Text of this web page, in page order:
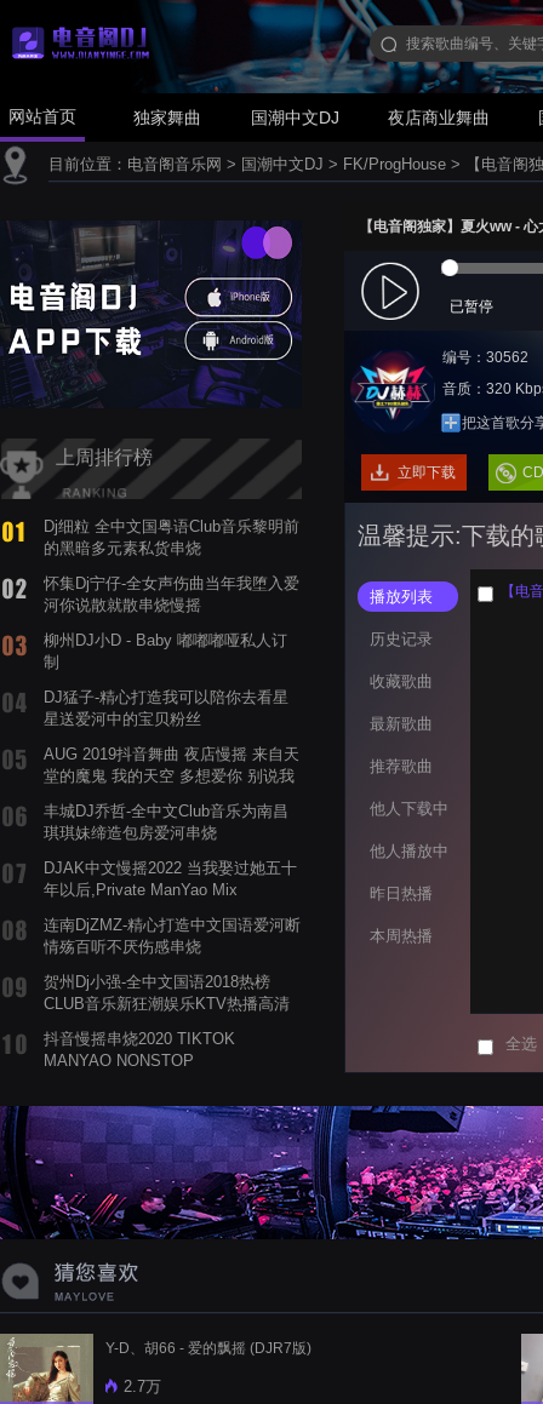
网站首页 独家舞曲 国潮中文DJ 夜店商业舞曲
目前位置： 电音阁音乐网 > 国潮中文DJ > FK/ProgHouse > 【电音阁
上周排行榜
Dj细粒 全中文国粤语Club音乐黎明前
的黑暗多元素私货串烧
怀集Dj宁仔-全女声伤曲当年我堕入爱
河你说散就散串烧慢摇
柳州DJ小D - Baby 嘟嘟嘟哑私人订
制
DJ猛子-精心打造我可以陪你去看星
星送爱河中的宝贝粉丝
AUG 2019抖音舞曲 夜店慢摇 来自天
堂的魔鬼 我的天空 多想爱你 别说我
丰城DJ乔哲-全中文Club音乐为南昌
琪琪妹缔造包房爱河串烧
DJAK中文慢摇2022 当我娶过她五十
年以后,Private ManYao Mix
连南DjZMZ-精心打造中文国语爱河断
情殇百听不厌伤感串烧
贺州Dj小强-全中文国语2018热榜
CLUB音乐新狂潮娱乐KTV热播高清
抖音慢摇串烧2020 TIKTOK
MANYAO NONSTOP
蝉爸爸妈妈爱存在夏天的风是想你的
声音啊
【电音阁独家】夏火ww -
已暂停
编号：30562
音质：320
把这首歌分
立即下载
温馨提示:下载的
播放列表
历史记录
收藏歌曲
最新歌曲
推荐歌曲
他人下载中
他人播放中
昨日热播
本周热播
【电
全选
Y-D、胡66 - 爱的飘摇 (DJR7版)
2.7万